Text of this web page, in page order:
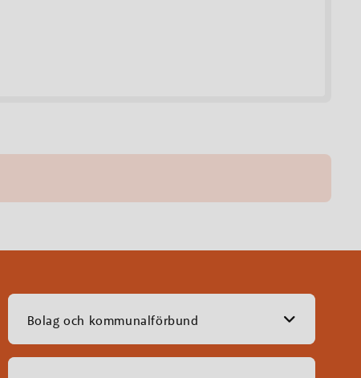
Bolag och kommunalförbund